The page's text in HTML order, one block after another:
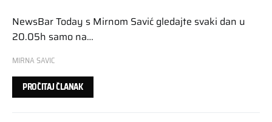
NewsBar Today s Mirnom Savić gledajte svaki dan u
20.05h samo na…
MIRNA SAVIC
PROČITAJ ČLANAK